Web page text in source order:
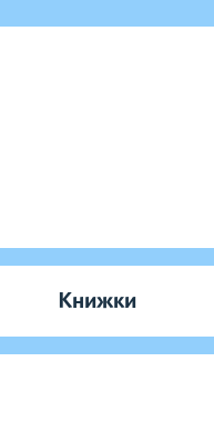
Книжки